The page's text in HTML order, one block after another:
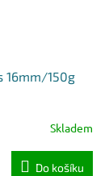
16mm/150g
Skladem
Do košíku